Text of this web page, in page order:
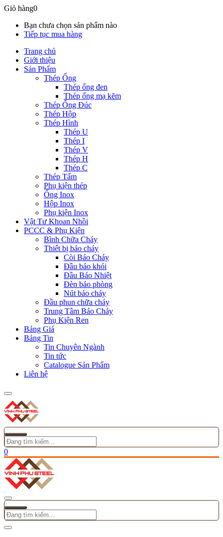
Giỏ hàng0
Bạn chưa chọn sản phẩm nào
Tiếp tục mua hàng
Trang chủ
Giới thiệu
Sản Phẩm
Thép Ống
Thép ống đen
Thép ống mạ kẽm
Thép Ống Đúc
Thép Hộp
Thép Hình
Thép U
Thép I
Thép V
Thép H
Thép C
Thép Tấm
Phụ kiện thép
Ống Inox
Hộp Inox
Phụ kiện Inox
Vật Tư Khoan Nhồi
PCCC & Phụ Kiện
Bình Chữa Cháy
Thiết bị báo cháy
Còi Báo Cháy
Đầu báo khói
Đầu Báo Nhiệt
Đèn báo phòng
Nút báo cháy
Đầu phun chữa cháy
Trung Tâm Báo Cháy
Phụ Kiện Ren
Bảng Giá
Bảng Tin
Tin Chuyên Ngành
Tin tức
Catalogue Sản Phẩm
Liên hệ
0